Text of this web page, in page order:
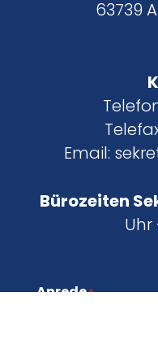
63739
Email:
Bürozeiten
Uhr
Anrede*